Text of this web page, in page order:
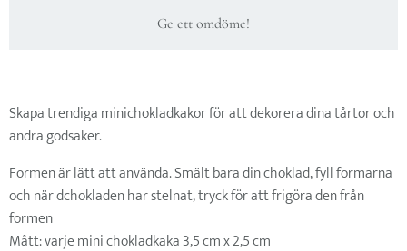
Ge ett omdöme!
Skapa trendiga minichokladkakor för att dekorera dina tårtor och
andra godsaker.
Formen är lätt att använda. Smält bara din choklad, fyll formarna
och när dchokladen har stelnat, tryck för att frigöra den från
formen
Mått: varje mini chokladkaka 3,5 cm x 2,5 cm